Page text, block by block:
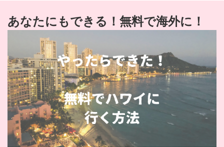
あなたにもできる！無料で海外に！